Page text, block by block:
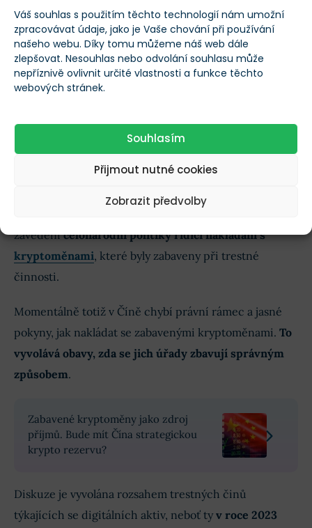
Váš souhlas s použitím těchto technologií nám umožní
zpracovávat údaje, jako je Vaše chování při používání
našeho webu. Díky tomu můžeme náš web dále
zlepšovat. Nesouhlas nebo odvolání souhlasu může
nepříznivě ovlivnit určité vlastnosti a funkce těchto
webových stránek.
Souhlasím
Přijmout nutné cookies
Zobrazit předvolby
decentralizovaných burz
Ve Spojených státechse zatím obchoduje pouze s ETF
navázanými na Ethereum a Bitcoin.
U spotových Ethereum ETF není povoleno umožňovat
čeká na schválení přes 70 ETF.
Bude mít Čína krypto rezervu?
zavedenícelonárodní politiky řídící nakládání s
kryptoměnami, které byly zabaveny při trestné
činnosti.
Momentálně totiž v Číně chybí právní rámec a jasné
pokyny, jak nakládat se zabavenými kryptoměnami. To
vyvolává obavy, zda se jich úřady zbavují správným
způsobem.
Zabavené kryptoměny jako zdroj
příjmů. Bude mít Čína strategickou
krypto rezervu?
Diskuze je vyvolána rozsahem trestných činů
týkajících se digitálních aktiv, neboť ty v roce 2023